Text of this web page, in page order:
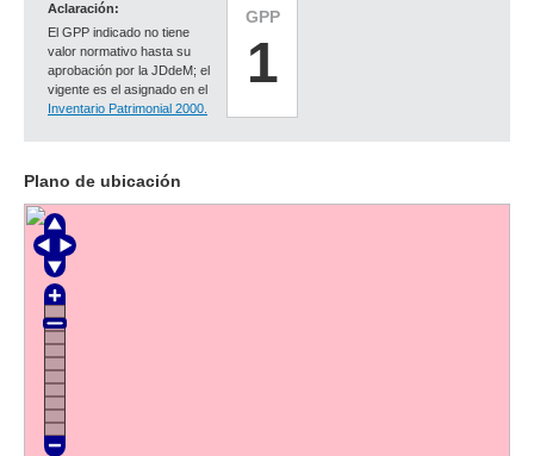
GPP
1
Aclaración:
El GPP indicado no tiene
valor normativo hasta su
aprobación por la JDdeM; el
vigente es el asignado en el
Inventario Patrimonial 2000.
Plano de ubicación